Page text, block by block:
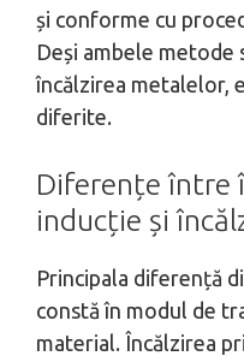
și conforme cu
Deși ambele
încălzirea metalelor,
diferite.
Diferențe între
inducție și
Principala diferență
constă în modul de
material. Încălzirea